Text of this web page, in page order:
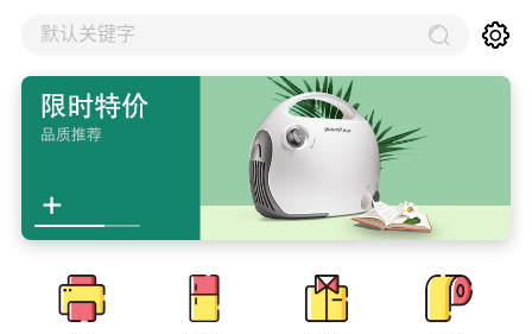
默认关键字